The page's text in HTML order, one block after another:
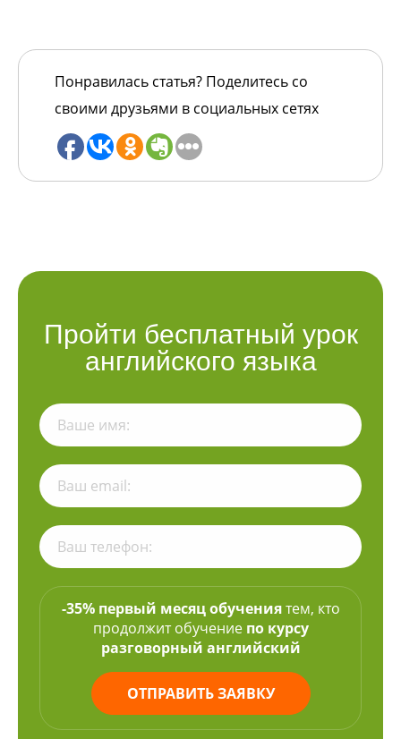
Понравилась статья? Поделитесь со
своими друзьями в социальных сетях
Пройти бесплатный урок
английского языка
-35% первый месяц обучениятем, кто
продолжит обучение по курсу
разговорный английский
ОТПРАВИТЬ ЗАЯВКУ